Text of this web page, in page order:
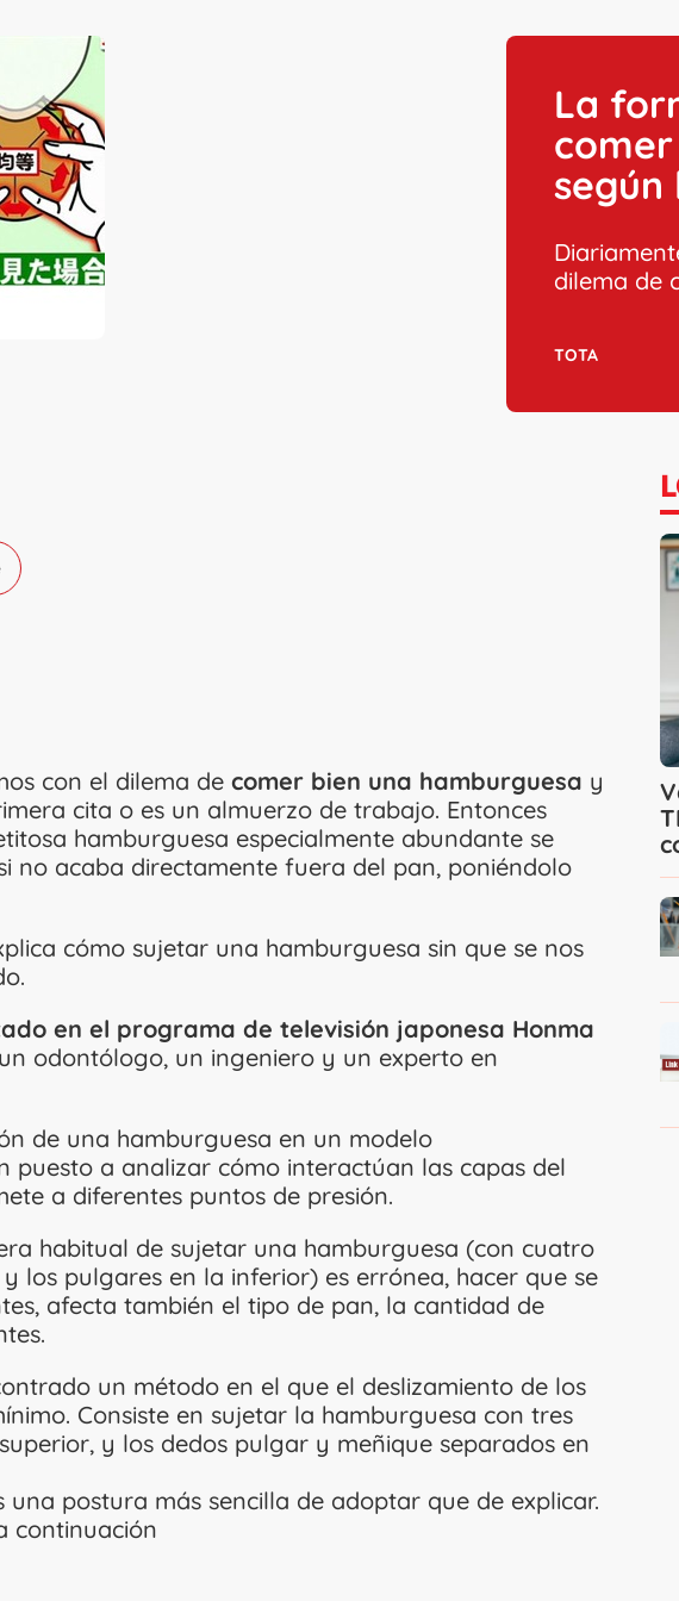
La
según
dilema de
TOTA
con el dilema de comer bien una hamburguesa y
cita o es un almuerzo de trabajo. Entonces
hamburguesa especialmente abundante se
no acaba directamente fuera del pan, poniéndolo
cómo sujetar una hamburguesa sin que se nos
en el programa de televisión japonesa Honma
odontólogo, un ingeniero y un experto en
de una hamburguesa en un modelo
puesto a analizar cómo interactúan las capas del
a diferentes puntos de presión.
habitual de sujetar una hamburguesa (con cuatro
los pulgares en la inferior) es errónea, hacer que se
afecta también el tipo de pan, la cantidad de
un método en el que el deslizamiento de los
Consiste en sujetar la hamburguesa con tres
y los dedos pulgar y meñique separados en
una postura más sencilla de adoptar que de explicar.
continuación